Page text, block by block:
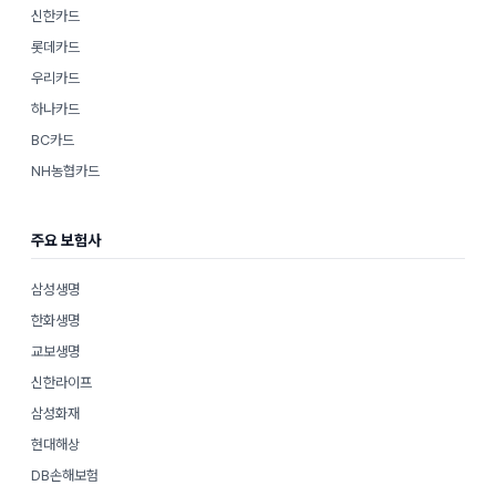
신한카드
롯데카드
우리카드
하나카드
BC카드
NH농협카드
주요 보험사
삼성생명
한화생명
교보생명
신한라이프
삼성화재
현대해상
DB손해보험